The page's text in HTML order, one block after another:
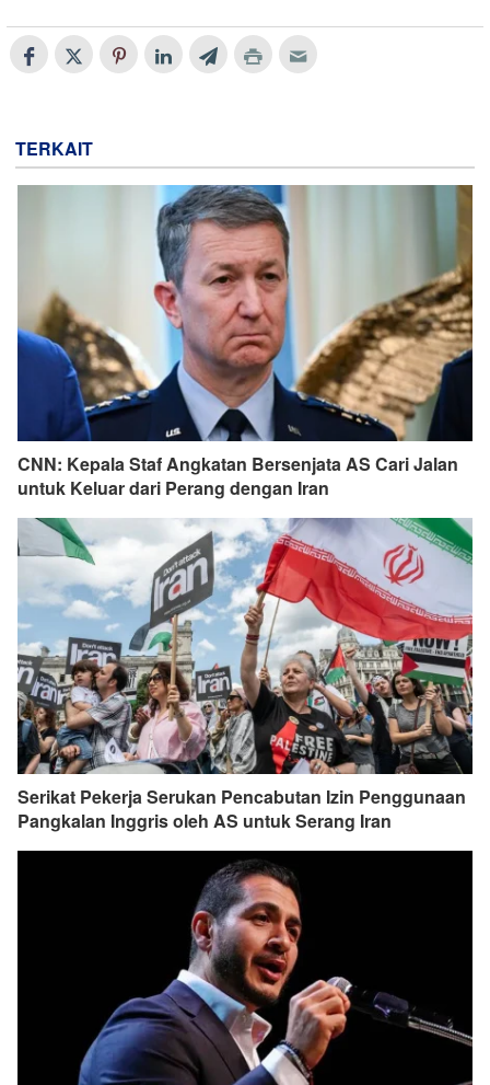
TERKAIT
CNN: Kepala Staf Angkatan Bersenjata AS Cari Jalan
untuk Keluar dari Perang dengan Iran
Serikat Pekerja Serukan Pencabutan Izin Penggunaan
Pangkalan Inggris oleh AS untuk Serang Iran